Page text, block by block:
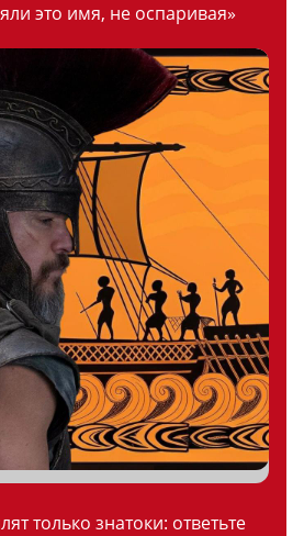
это имя, не оспаривая»
только знатоки: ответьте